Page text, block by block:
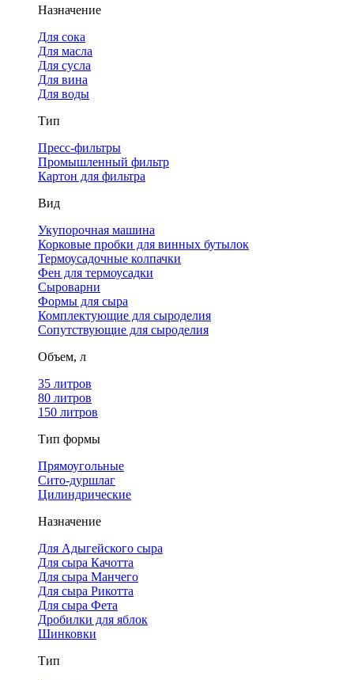
Назначение
Для сока
Для масла
Для сусла
Для вина
Для воды
Тип
Пресс-фильтры
Промышленный фильтр
Картон для фильтра
Вид
Укупорочная машина
Корковые пробки для винных бутылок
Термоусадочные колпачки
Фен для термоусадки
Сыроварни
Формы для сыра
Комплектующие для сыроделия
Сопутствующие для сыроделия
Объем, л
35 литров
80 литров
150 литров
Тип формы
Прямоугольные
Сито-дуршлаг
Цилиндрические
Назначение
Для Адыгейского сыра
Для сыра Качотта
Для сыра Манчего
Для сыра Рикотта
Для сыра Фета
Дробилки для яблок
Шинковки
Тип